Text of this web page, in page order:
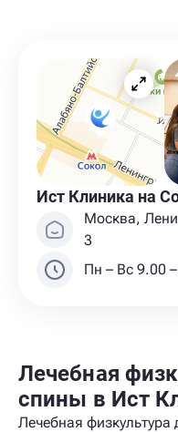
Ист Клиника на
Москва,
3
Пн – Вс 9.00
Лечебная
спины в Ист
Лечебная